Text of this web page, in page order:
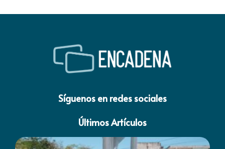
Síguenos en redes sociales
Últimos Artículos